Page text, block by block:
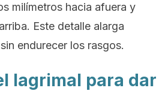
milímetros hacia afuera y
Este detalle alarga
endurecer los rasgos.
lagrimal para dar